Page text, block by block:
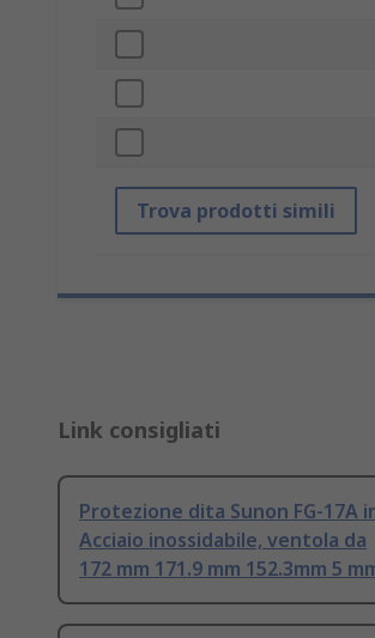
Trova prodotti simili
Link consigliati
Protezione dita Sunon FG-17A
Acciaio inossidabile, ventola da
172 mm 171.9 mm 152.3mm 5